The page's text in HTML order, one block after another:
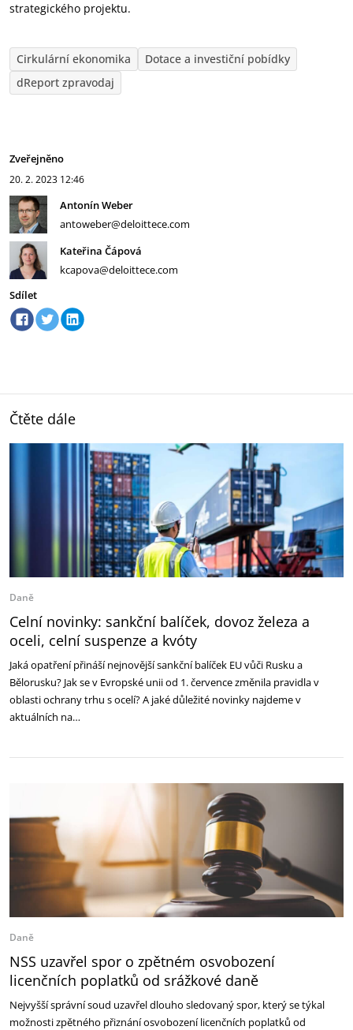
strategického projektu.
Cirkulární ekonomika
Dotace a investiční pobídky
dReport zpravodaj
Zveřejněno
20. 2. 2023 12:46
Antonín Weber
antoweber@deloittece.com
Kateřina Čápová
kcapova@deloittece.com
Sdílet
Čtěte dále
Daně
Celní novinky: sankční balíček, dovoz železa a
oceli, celní suspenze a kvóty
Jaká opatření přináší nejnovější sankční balíček EU vůči Rusku a
Bělorusku? Jak se v Evropské unii od 1. července změnila pravidla v
oblasti ochrany trhu s ocelí? A jaké důležité novinky najdeme v
aktuálních na…
Daně
NSS uzavřel spor o zpětném osvobození
licenčních poplatků od srážkové daně
Nejvyšší správní soud uzavřel dlouho sledovaný spor, který se týkal
možnosti zpětného přiznání osvobození licenčních poplatků od